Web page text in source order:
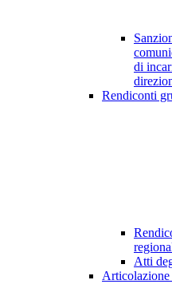
di
Rendiconti
Atti